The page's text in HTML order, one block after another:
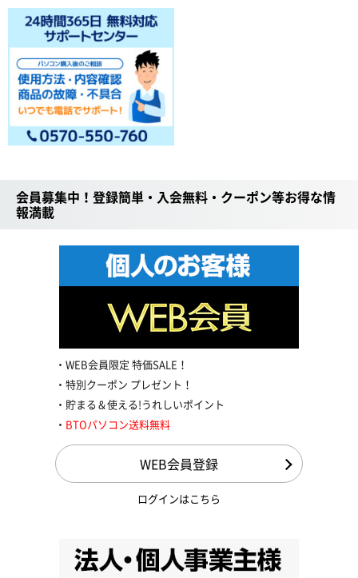
会員募集中！登録簡単・入会無料・クーポン等お得な情
報満載
WEB会員限定 特価SALE！
特別クーポン プレゼント！
貯まる＆使える!うれしいポイント
BTOパソコン送料無料
WEB会員登録
ログインはこちら